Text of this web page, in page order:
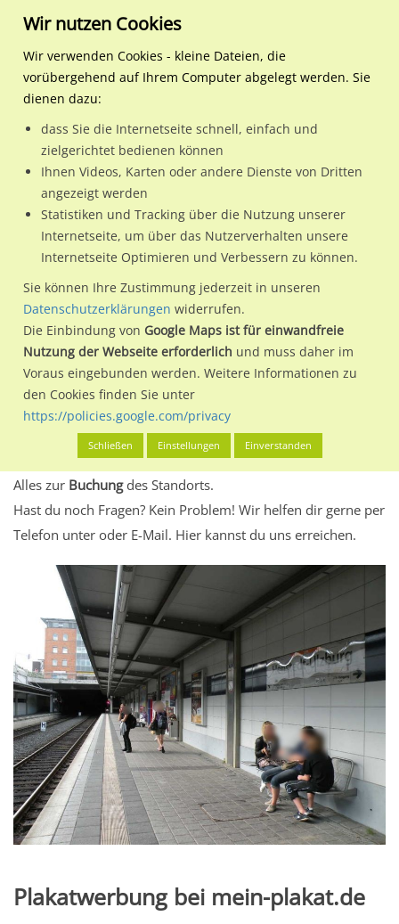
Regionale Plakatwerbung Hamburg
Hamburg, Freie und
AKN-Bf Ulzburg, Bstg. Ri.
Nutze günstige Werbemöglichkeiten am Standort AKN-Bf
Ulzburg, Bstg. Ri. Ga., re.im Ortsteil Henstedt-Ulzburg)in
Hamburg, Freie und Hansestadt.
Wir erheben für jede unserer Werbeflächen individuelle und
aktuelleStandortinformationenundLeistungswerte. Damit
kannst du dich schon vor der Buchung im Detail über den
Standort, seine Reichweite und Werbewirkung sowie
eventuelle Beschränkungen in den zugelassenen
Werbeinhalten informieren.
Alles klar? Dann findest du direkt im unteren Teil dieser Seite
Alles zur Buchungdes Standorts.
Hast du noch Fragen? Kein Problem! Wir helfen dir gerne per
Telefon unter oder E-Mail. Hier kannst du uns erreichen.
Plakatwerbung bei mein-plakat.de
Wir nutzen Cookies
Wir verwenden Cookies - kleine Dateien, die
vorübergehend auf Ihrem Computer abgelegt werden. Sie
dienen dazu:
dass Sie die Internetseite schnell, einfach und
zielgerichtet bedienen können
Ihnen Videos, Karten oder andere Dienste von Dritten
angezeigt werden
Statistiken und Tracking über die Nutzung unserer
Internetseite, um über das Nutzerverhalten unsere
Internetseite Optimieren und Verbessern zu können.
Sie können Ihre Zustimmung jederzeit in unseren
Datenschutzerklärungen widerrufen.
Die Einbindung von Google Maps ist für einwandfreie
Nutzung der Webseite erforderlich und muss daher im
Voraus eingebunden werden. Weitere Informationen zu
den Cookies finden Sie unter
https://policies.google.com/privacy
Schließen Einstellungen Einverstanden